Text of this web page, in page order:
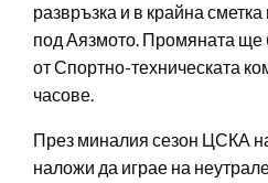
развръзка и в крайна
под Аязмото. Промяната
от Спортно-техническата
часове.
През миналия сезон ЦСКА
наложи да играе на